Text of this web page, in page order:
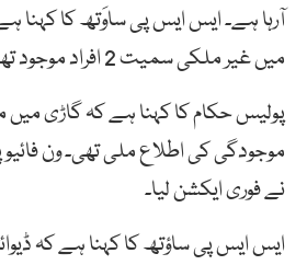
آرہا ہے۔ ایس ایس پی ساوَتھ کا کہنا
میں غیر ملکی سمیت 2 افراد موجود تھے۔
پولیس حکام کا کہنا ہے کہ گاڑی
موجودگی کی اطلاع ملی تھی۔ ون فائیو
نے فوری ایکشن لیا۔
ایس ایس پی ساؤتھ کا کہنا ہے کہ